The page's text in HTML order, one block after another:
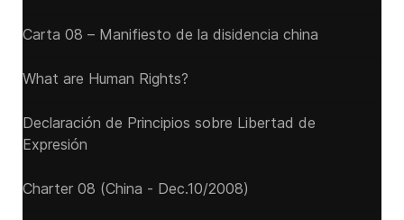
Carta 08 – Manifiesto de la disidencia china
What are Human Rights?
Declaración de Principios sobre Libertad de
Expresión
Charter 08 (China - Dec.10/2008)